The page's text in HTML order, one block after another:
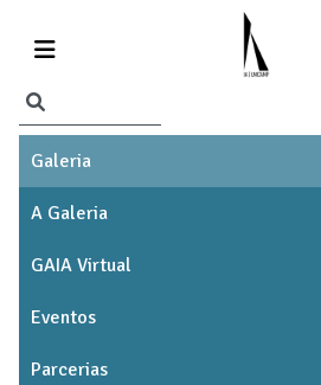
Galeria
A Galeria
GAIA Virtual
Eventos
Parcerias